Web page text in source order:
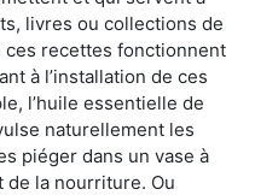
livres ou collections de
recettes fonctionnent
à l’installation de ces
l’huile essentielle de
naturellement les
piéger dans un vase à
de la nourriture. Ou